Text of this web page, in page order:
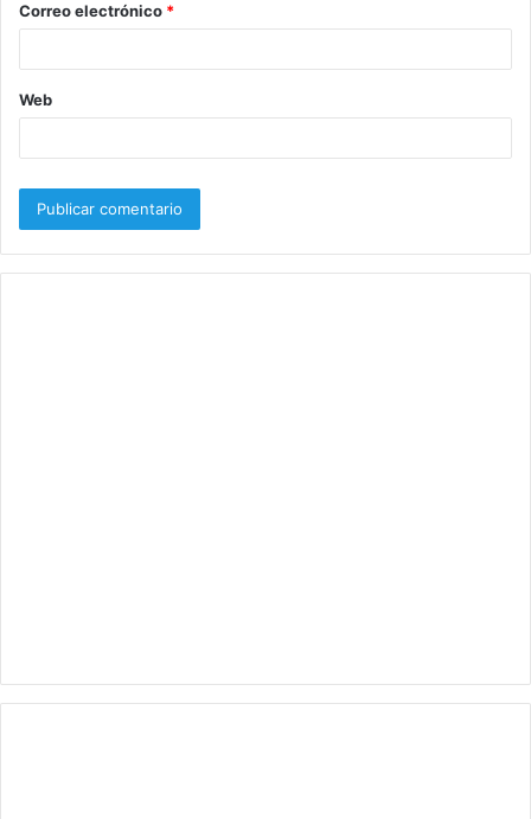
*
Correo electrónico *
Web